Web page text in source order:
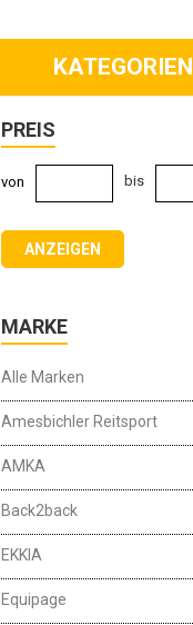
KATEGORIEN
PREIS
von bis
ANZEIGEN
MARKE
Alle Marken
Amesbichler Reitsport
AMKA
Back2back
EKKIA
Equipage